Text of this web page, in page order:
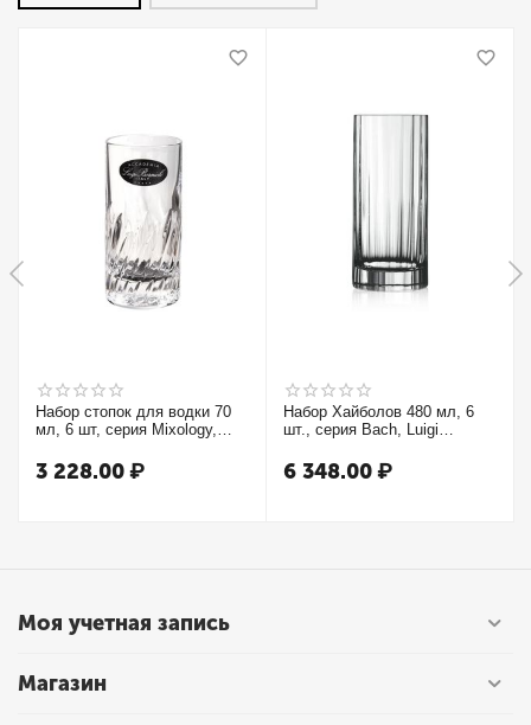
Набор стопок для водки 70
мл, 6 шт, серия Mixology,
3 228.00₽
Набор Хайболов 480 мл, 6
шт., серия Bach, Luigi
6 348.00₽
Моя учетная запись
Магазин